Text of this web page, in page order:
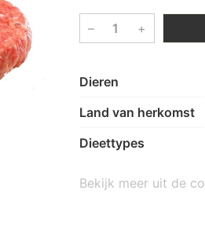
– +
Dieren
Land van herkomst
Dieettypes
Bekijk meer uit de